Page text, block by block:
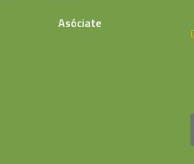
Asóciate